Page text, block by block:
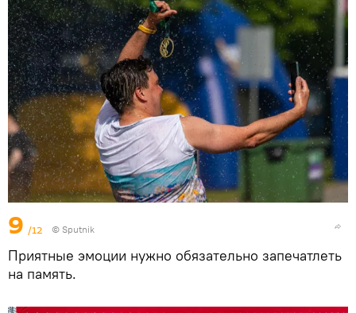
9 /12 © Sputnik
Приятные эмоции нужно обязательно запечатлеть
на память.